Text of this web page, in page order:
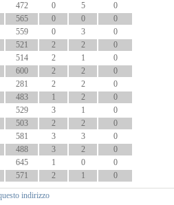
472 0 5
0
565 0 0
0
559 0 3
0
521 2 2
0
514 2 1
0
600 2 2
0
281 2 2
0
483 1 2
0
529 3 1
0
503 2 2
0
581 3 3
0
488 3 2
0
645 1 0
0
571 2 1 0
indirizzo